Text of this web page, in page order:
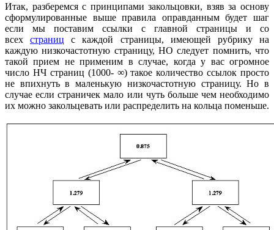
Итак, разберемся с принципами закольцовки, взяв за основу
сформулированные выше правила оправданным будет шаг
если мы поставим ссылки с главной страницы и со
всехстраниц с каждой страницы, имеющей рубрику на
каждую низкочастотную страницу, НО следует помнить, что
такой прием не применим в случае, когда у вас огромное
число НЧ страниц (1000- ∞) такое количество ссылок просто
не впихнуть в маленькую низкочастотную страницу. Но в
случае если страничек мало или чуть больше чем необходимо
их можно закольцевать или распределить на кольца поменьше.